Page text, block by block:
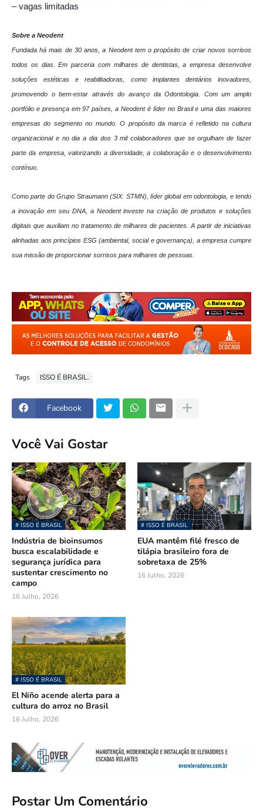
– vagas limitadas
Sobre a Neodent
Fundada há mais de 30 anos, a Neodent tem o propósito de criar novos sorrisos
todos os dias. Em parceria com milhares de dentistas, a empresa desenvolve
soluções estéticas e reabilitadoras, como implantes dentários inovadores,
promovendo o bem-estar através do avanço da Odontologia. Com um amplo
portfólio e presença em 97 países, a Neodent é líder no Brasil e uma das maiores
empresas do segmento no mundo. O propósito da marca é refletido na cultura
organizacional e no dia a dia dos 3 mil colaboradores que se orgulham de fazer
parte da empresa, valorizando a diversidade, a colaboração e o desenvolvimento
contínuo.
Como parte do Grupo Straumann (SIX: STMN), líder global em odontologia, e tendo
a inovação em seu DNA, a Neodent investe na criação de produtos e soluções
digitais que auxiliam no tratamento de milhares de pacientes. A partir de iniciativas
alinhadas aos princípios ESG (ambiental, social e governança), a empresa cumpre
sua missão de proporcionar sorrisos para milhares de pessoas.
Tags ISSO É BRASIL.
Facebook
Você Vai Gostar
# ISSO É BRASIL
Indústria de bioinsumos
busca escalabilidade e
segurança jurídica para
sustentar crescimento no
campo
16 Julho, 2026
# ISSO É BRASIL
EUA mantêm filé fresco de
tilápia brasileiro fora de
sobretaxa de 25%
16 Julho, 2026
# ISSO É BRASIL
El Niño acende alerta para a
cultura do arroz no Brasil
16 Julho, 2026
Postar Um Comentário